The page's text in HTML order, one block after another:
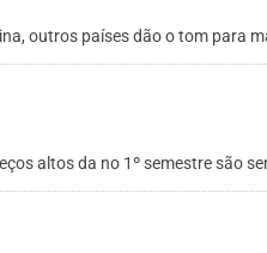
outros países dão o tom para
altos da no 1º semestre são